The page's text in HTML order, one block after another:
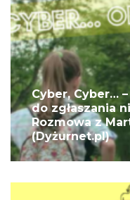
Cyber, Cyber…
do zgłaszania
Rozmowa z
(Dyżurnet.pl)